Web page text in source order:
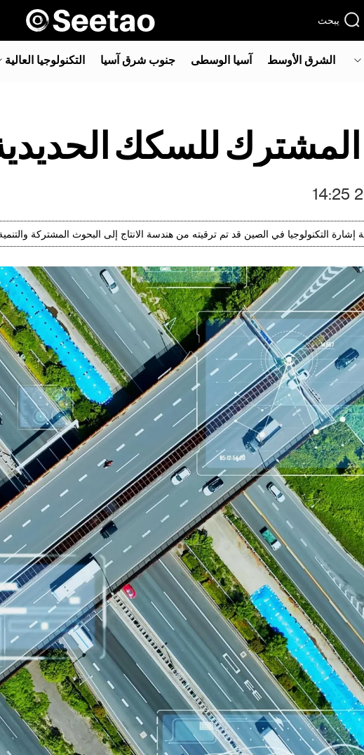
يبحث
الشرق الأوسط‎ آسيا الوسطى جنوب شرق آسيا‎ التكنولوجيا العالية
للسكك
التكنولوجيا في الصين قد تم ترقيته من هندسة الانتاج إلى البحوث المشتركة